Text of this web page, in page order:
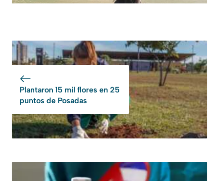
Plantaron 15 mil flores en 25
puntos de Posadas